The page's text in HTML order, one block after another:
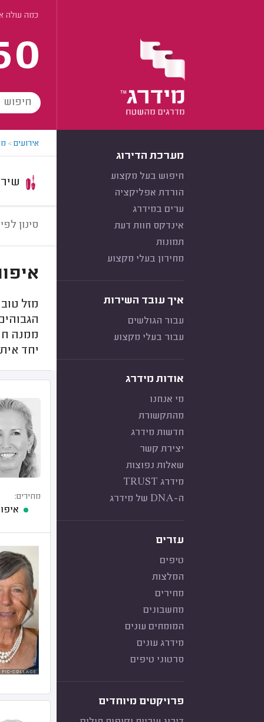
כמה עולה
מערכת הדירוג
חיפוש בעל מקצוע
הורדת אפליקציה
ערים במידרג
אינדקס חוות דעת
תמונות
מחירון בעלי מקצוע
איך עובד השירות
עבור הגולשים
עבור בעלי מקצוע
אודות מידרג
מי אנחנו
מהתקשורת
חדשות מידרג
יצירת קשר
שאלות נפוצות
מידרג TRUST
ה-DNA של מידרג
עזרים
טיפים
המלצות
מחירים
מחשבונים
המומחים עונים
מידרג עונים
סרטוני טיפים
פרויקטים מיוחדים
אירועים>
סינון
מזל
ממנה
יחד
מחירים: